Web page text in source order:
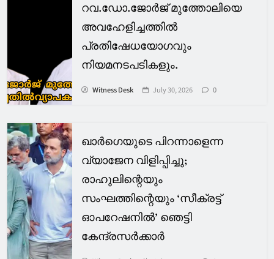
റവ.ഡോ.ജോർജ് മുത്തോലിയെ
അവഹേളിച്ചത്തിൽ
പ്രതിഷേധയോഗവും
നിയമനടപടികളും.
Witness Desk July 30, 2026 0
ഖാര്‍ഗെയുടെ പിറന്നാളെന്ന
വ്യാജേന വിളിപ്പിച്ചു;
രാഹുലിന്റെയും
സംഘത്തിന്റെയും ‘സീക്രട്ട്
ഓപറേഷനില്‍’ ഞെട്ടി
കേന്ദ്രസര്‍ക്കാര്‍